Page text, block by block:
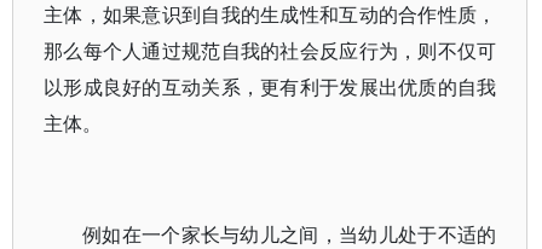
主体，如果意识到自我的生成性和互动的合作性质，
那么每个人通过规范自我的社会反应行为，则不仅可
以形成良好的互动关系，更有利于发展出优质的自我
主体。
例如在一个家长与幼儿之间，当幼儿处于不适的